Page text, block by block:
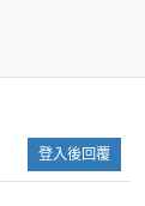
登入後回覆